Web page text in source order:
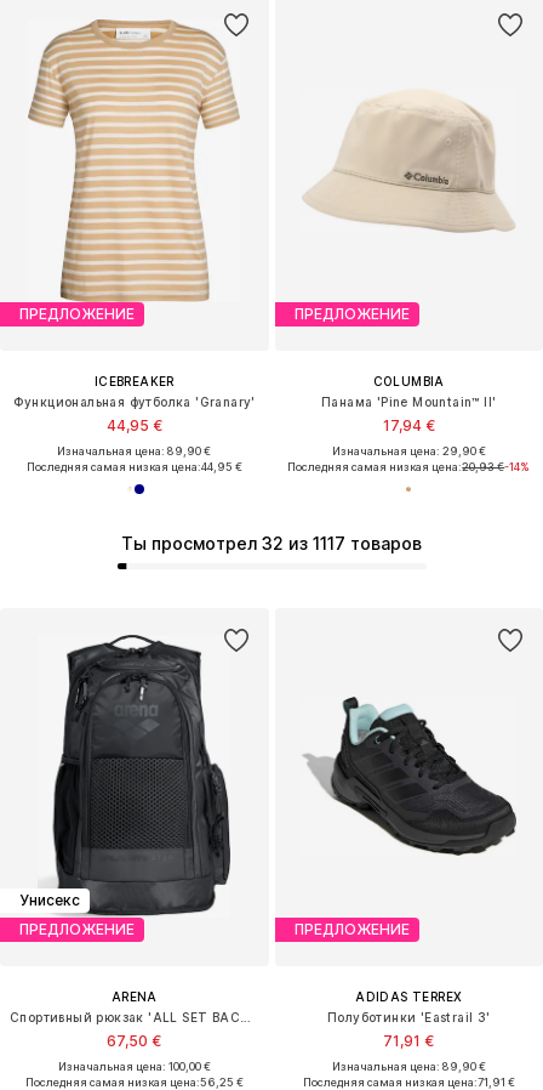
ПРЕДЛОЖЕНИЕ
ICEBREAKER
Функциональная футболка 'Granary'
44,95 €
Изначальная цена: 89,90 €
Последняя самая низкая цена:44,95 €
ПРЕДЛОЖЕНИЕ
COLUMBIA
Панама 'Pine Mountain™ II'
17,94 €
Изначальная цена: 29,90 €
Последняя самая низкая цена:20,93 €-14%
Унисекс
ПРЕДЛОЖЕНИЕ
ARENA
67,50 €
Изначальная цена: 100,00 €
Последняя самая низкая цена:56,25 €
Ты просмотрел 32 из 1117 товаров
ПРЕДЛОЖЕНИЕ
ADIDAS TERREX
Полуботинки 'Eastrail 3'
71,91 €
Изначальная цена: 89,90 €
Последняя самая низкая цена:71,91 €